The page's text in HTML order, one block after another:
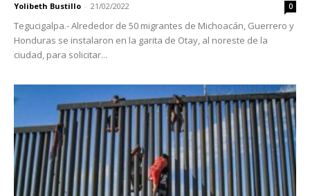
Yolibeth Bustillo - 21/02/2022 0
Tegucigalpa.- Alrededor de 50 migrantes de Michoacán, Guerrero y
Honduras se instalaron en la garita de Otay, al noreste de la
ciudad, para solicitar...